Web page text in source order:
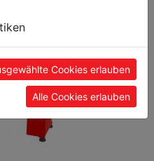
Cookies erlauben
Alle Cookies erlauben